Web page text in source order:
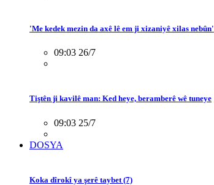
'Me kedek mezin da axê lê em ji xizaniyê xilas nebûn'
09:03 26/7
Tiştên ji kavilê man: Ked heye, beramberê wê tuneye
09:03 25/7
DOSYA
Koka dîrokî ya şerê taybet (7)